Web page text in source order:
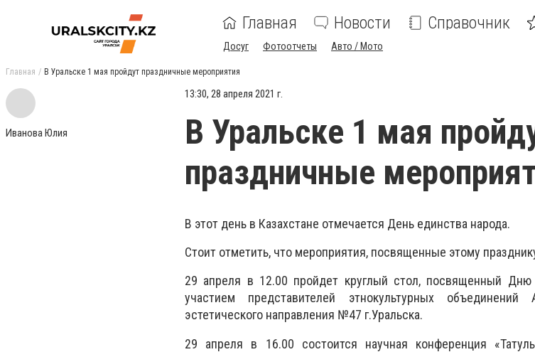
Главная Новости Справочник
Досуг Фотоотчеты Авто / Мото
Главная В Уральске 1 мая пройдут праздничные мероприятия
Иванова Юлия
13:30, 28 апреля 2021 г.
В Уральске 1 мая
праздничные
В этот день в Казахстане отмечается День единства народа.
Стоит отметить, что мероприятия, посвященные этому
29 апреля в 12.00 пройдет круглый стол, посвященный Дню
участием представителей этнокультурных
эстетического направления №47 г.Уральска.
29 апреля в 16.00 состоится научная конференция